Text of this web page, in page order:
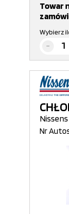
Towar
Wybierz
Nr